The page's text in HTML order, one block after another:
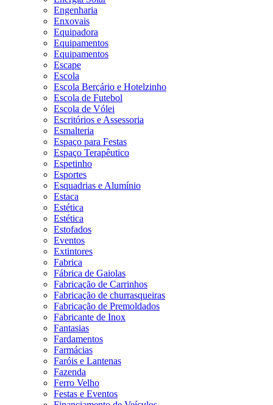
Engenharia
Enxovais
Equipadora
Equipamentos
Equipamentos
Escape
Escola
Escola Berçário e Hotelzinho
Escola de Futebol
Escola de Vólei
Escritórios e Assessoria
Esmalteria
Espaço para Festas
Espaço Terapêutico
Espetinho
Esportes
Esquadrias e Alumínio
Estaca
Estética
Estética
Estofados
Eventos
Extintores
Fabrica
Fábrica de Gaiolas
Fabricação de Carrinhos
Fabricação de churrasqueiras
Fabricação de Premoldados
Fabricante de Inox
Fantasias
Fardamentos
Farmácias
Faróis e Lantenas
Fazenda
Ferro Velho
Festas e Eventos